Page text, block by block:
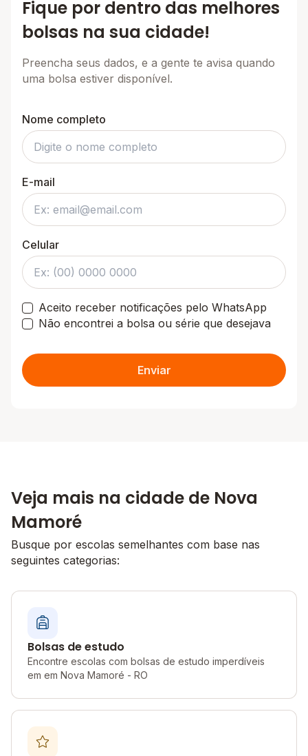
Fique por dentro das melhores
bolsas na sua cidade!
Preencha seus dados, e a gente te avisa quando
uma bolsa estiver disponível.
Nome completo
E-mail
Celular
Aceito receber notificações pelo WhatsApp
Não encontrei a bolsa ou série que desejava
Enviar
Veja mais na cidade de Nova
Mamoré
Busque por escolas semelhantes com base nas
seguintes categorias:
Bolsas de estudo
Encontre escolas com bolsas de estudo imperdíveis
em em Nova Mamoré - RO